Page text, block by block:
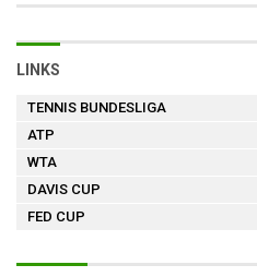
LINKS
TENNIS BUNDESLIGA
ATP
WTA
DAVIS CUP
FED CUP